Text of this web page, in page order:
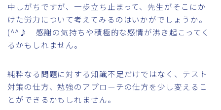
中しがちですが、一歩立ち止まって、先生がそこにか
けた労力について考えてみるのはいかがでしょうか。
(^^♪ 感謝の気持ちや積極的な感情が沸き起こってく
るかもしれません。
純粋なる問題に対する知識不足だけではなく、テスト
対策の仕方、勉強のアプローチの仕方を少し変えるこ
とができるかもしれません。